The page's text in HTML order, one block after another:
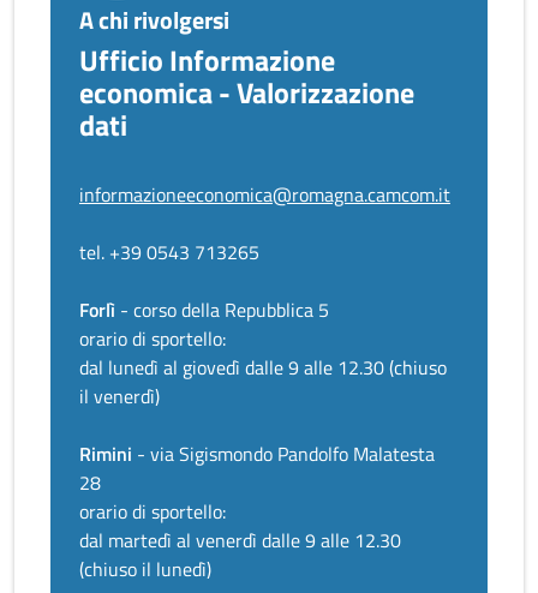
A chi rivolgersi
Ufficio Informazione
economica - Valorizzazione
dati
informazioneeconomica@romagna.camcom.it
tel. +39 0543 713265
Forlì - corso della Repubblica 5
orario di sportello:
dal lunedì al giovedì dalle 9 alle 12.30 (chiuso
il venerdì)
Rimini - via Sigismondo Pandolfo Malatesta
28
orario di sportello:
dal martedì al venerdì dalle 9 alle 12.30
(chiuso il lunedì)